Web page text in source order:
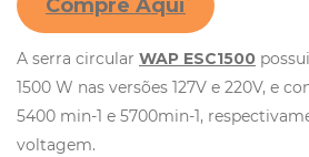
Compre Aqui
A serra circular WAP ESC1500
1500 W nas versões 127V e 220V, e
5400 min-1 e 5700min-1,
voltagem.